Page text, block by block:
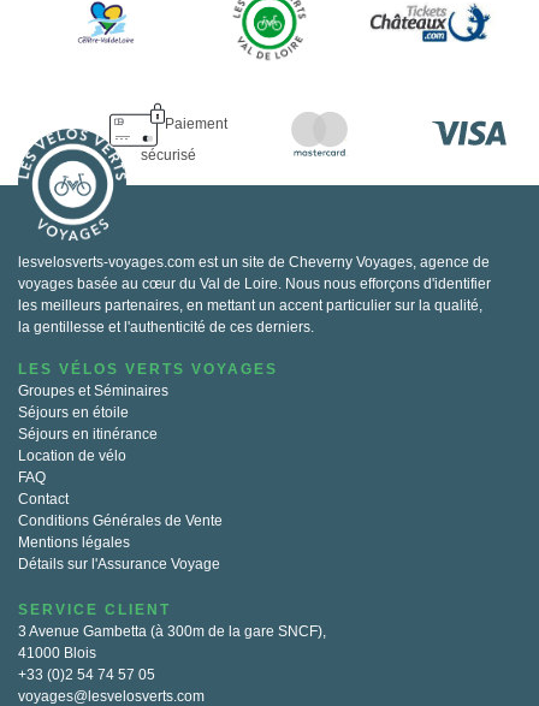
Paiement
sécurisé
lesvelosverts-voyages.com est un site de Cheverny Voyages, agence de
voyages basée au cœur du Val de Loire. Nous nous efforçons d'identifier
les meilleurs partenaires, en mettant un accent particulier sur la qualité,
la gentillesse et l'authenticité de ces derniers.
LES VÉLOS VERTS VOYAGES
Groupes et Séminaires
Séjours en étoile
Séjours en itinérance
Location de vélo
FAQ
Contact
Conditions Générales de Vente
Mentions légales
Détails sur l'Assurance Voyage
SERVICE CLIENT
3 Avenue Gambetta (à 300m de la gare SNCF),
41000 Blois
+33 (0)2 54 74 57 05
voyages@lesvelosverts.com